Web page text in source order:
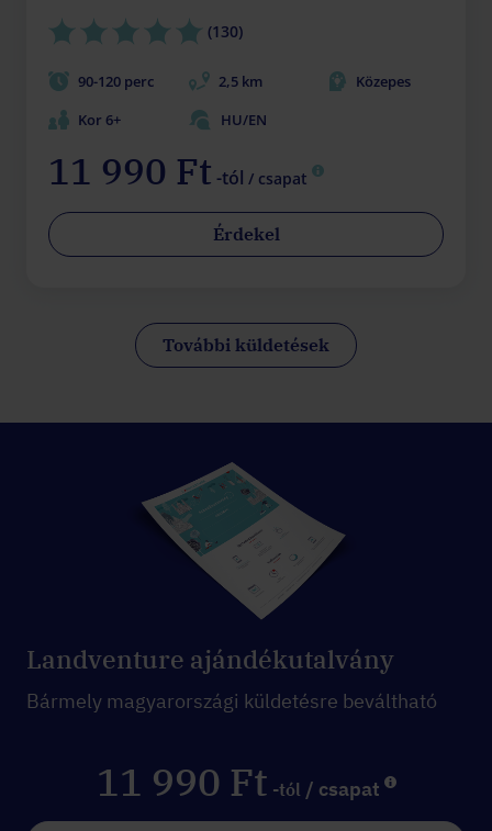
(130)
90-120 perc 2,5 km
Közepes
Kor 6+
HU/EN
11 990 Ft -tól / csapat
Érdekel
További küldetések
Landventure ajándékutalvány
Bármely magyarországi küldetésre beváltható
11 990 Ft -tól / csapat